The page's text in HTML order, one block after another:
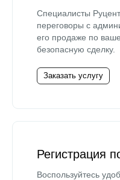
Специалисты
переговоры с
его продаже по
безопасную сделку.
Заказать услугу
Регистрация
Воспользуйтесь